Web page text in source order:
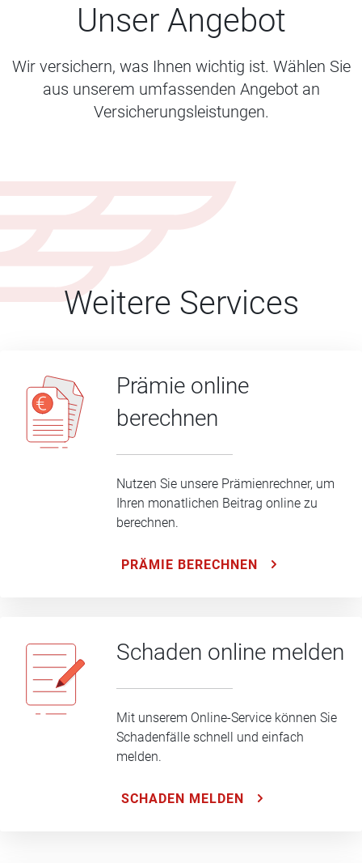
Unser Angebot
Wir versichern, was Ihnen wichtig ist. Wählen Sie
aus unserem umfassenden Angebot an
Versicherungsleistungen.
Weitere Services
Prämie online
berechnen
Nutzen Sie unsere Prämienrechner, um
Ihren monatlichen Beitrag online zu
berechnen.
PRÄMIE BERECHNEN
Schaden online melden
Mit unserem Online-Service können Sie
Schadenfälle schnell und einfach
melden.
SCHADEN MELDEN